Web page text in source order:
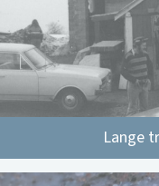
Lange